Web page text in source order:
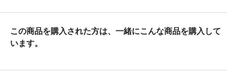
この商品を購入された方は、一緒にこんな商品を購入して
います。